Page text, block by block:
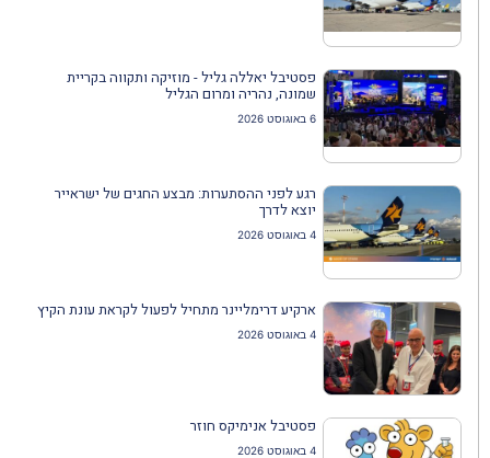
פסטיבל יאללה גליל - מוזיקה ותקווה בקריית
שמונה, נהריה ומרום הגליל
6 באוגוסט 2026
רגע לפני ההסתערות: מבצע החגים של ישראייר
יוצא לדרך
4 באוגוסט 2026
ארקיע דרימליינר מתחיל לפעול לקראת עונת הקיץ
4 באוגוסט 2026
פסטיבל אנימיקס חוזר
4 באוגוסט 2026